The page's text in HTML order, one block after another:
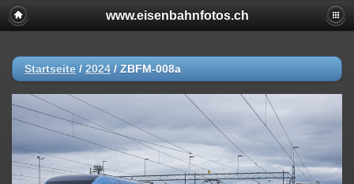
www.eisenbahnfotos.ch
Startseite / 2024 / ZBFM-008a